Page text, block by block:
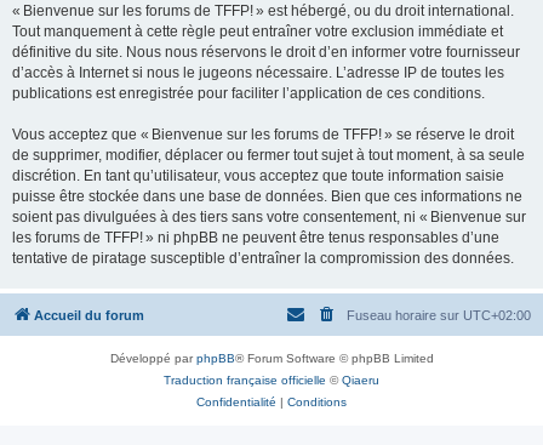
« Bienvenue sur les forums de TFFP! » est hébergé, ou du droit international.
Tout manquement à cette règle peut entraîner votre exclusion immédiate et
définitive du site. Nous nous réservons le droit d’en informer votre fournisseur
d’accès à Internet si nous le jugeons nécessaire. L’adresse IP de toutes les
publications est enregistrée pour faciliter l’application de ces conditions.
Vous acceptez que « Bienvenue sur les forums de TFFP! » se réserve le droit
de supprimer, modifier, déplacer ou fermer tout sujet à tout moment, à sa seule
discrétion. En tant qu’utilisateur, vous acceptez que toute information saisie
puisse être stockée dans une base de données. Bien que ces informations ne
soient pas divulguées à des tiers sans votre consentement, ni « Bienvenue sur
les forums de TFFP! » ni phpBB ne peuvent être tenus responsables d’une
tentative de piratage susceptible d’entraîner la compromission des données.
Accueil du forum Fuseau horaire sur UTC+02:00
Développé parphpBB® Forum Software © phpBB Limited
Traduction française officielle ©Qiaeru
Confidentialité | Conditions